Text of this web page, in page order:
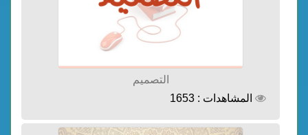
التصميم
المشاهدات : 1653